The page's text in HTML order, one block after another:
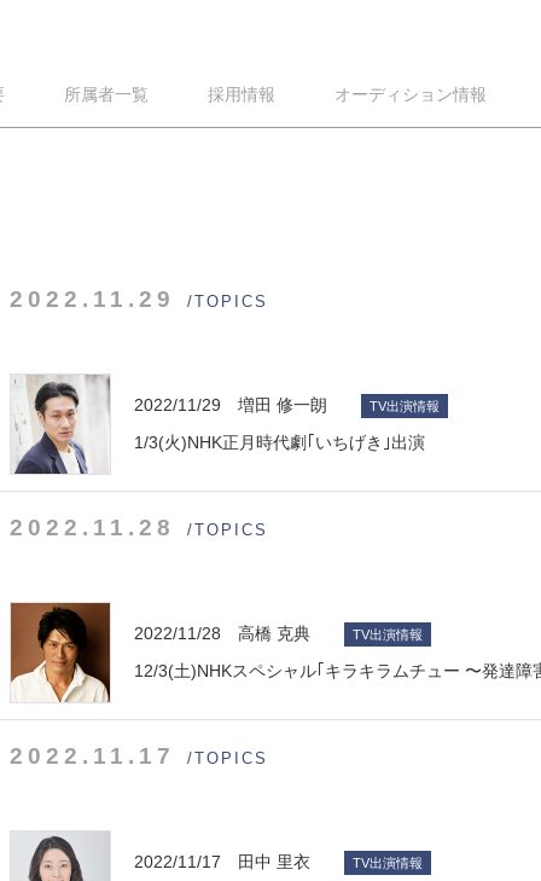
所属者一覧 採用情報 オーディション情報
2022.11.29 /TOPICS
2022/11/29 増田 修一朗 TV出演情報
1/3(火)NHK正月時代劇｢いちげき｣出演
2022.11.28 /TOPICS
2022/11/28 高橋 克典 TV出演情報
12/3(土)NHKスペシャル｢キラキラムチュー 〜発達障
2022.11.17 /TOPICS
2022/11/17 田中 里衣 TV出演情報